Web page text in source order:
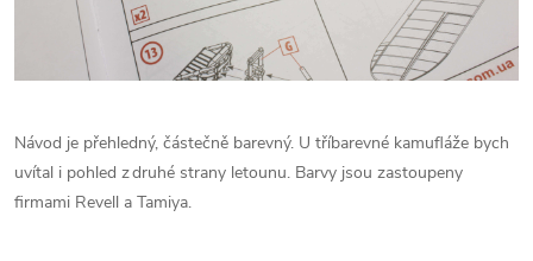
Návod je přehledný, částečně barevný. U tříbarevné kamufláže bych
uvítal i pohled z druhé strany letounu. Barvy jsou zastoupeny
firmami Revell a Tamiya.